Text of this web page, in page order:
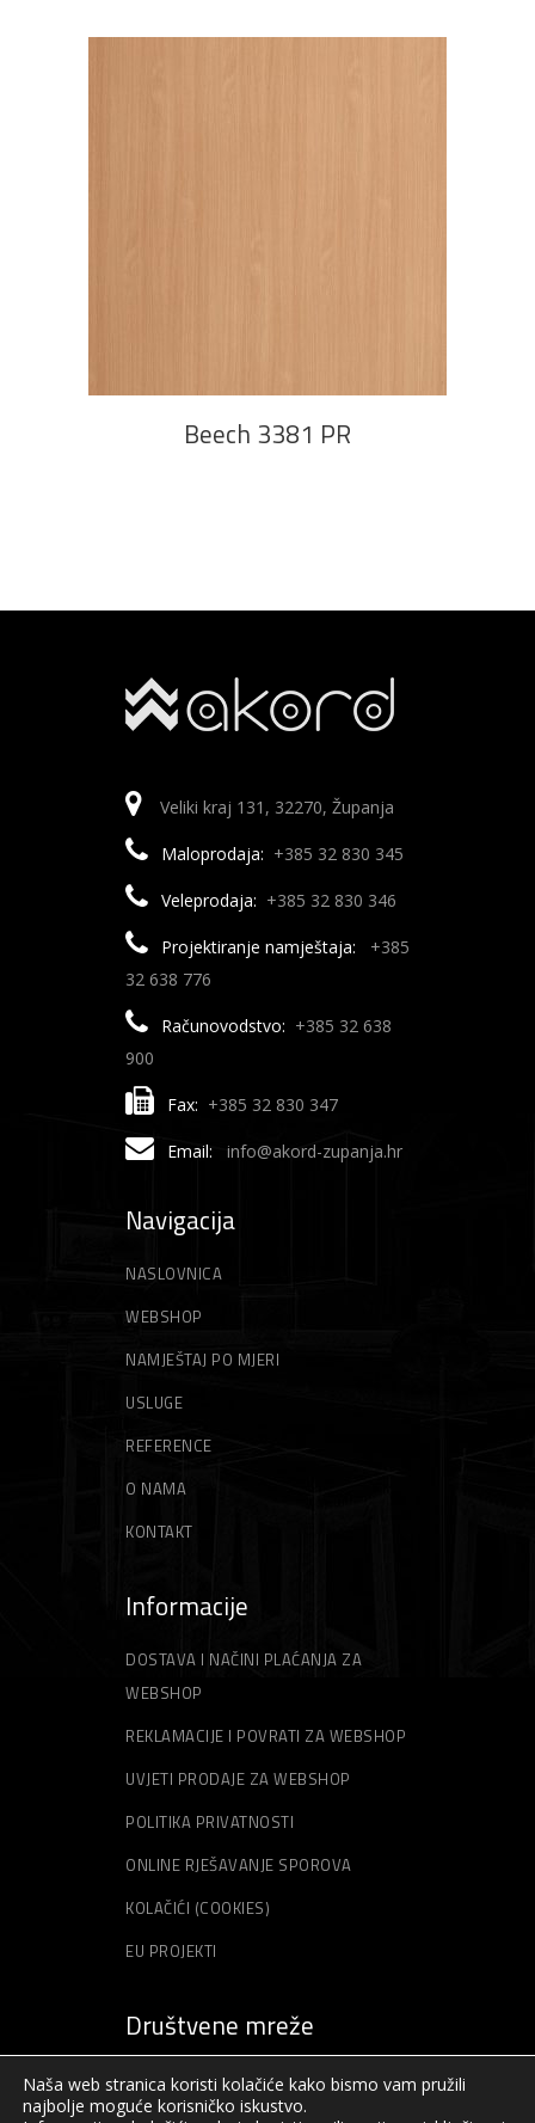
Beech 3381 PR
Veliki kraj 131, 32270, Županja
Maloprodaja: +385 32 830 345
Veleprodaja: +385 32 830 346
Projektiranje namještaja:
+385
32 638 776
Računovodstvo: +385 32 638
900
Fax: +385 32 830 347
Email: info@akord-zupanja.hr
Navigacija
NASLOVNICA
WEBSHOP
NAMJEŠTAJ PO MJERI
USLUGE
REFERENCE
O NAMA
KONTAKT
Informacije
DOSTAVA I NAČINI PLAĆANJA ZA
WEBSHOP
REKLAMACIJE I POVRATI ZA WEBSHOP
UVJETI PRODAJE ZA WEBSHOP
POLITIKA PRIVATNOSTI
ONLINE RJEŠAVANJE SPOROVA
KOLAČIĆI (COOKIES)
EU PROJEKTI
Društvene mreže
Naša web stranica koristi kolačiće kako bismo vam pružili
najbolje moguće korisničko iskustvo.